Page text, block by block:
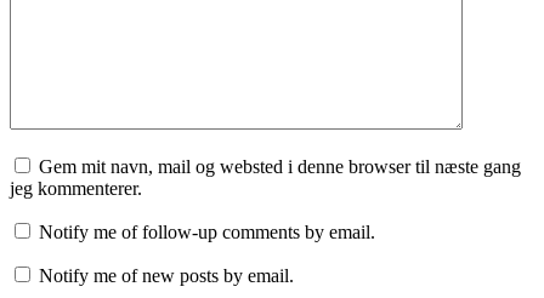
Gem mit navn, mail og websted i denne browser til næste gang
jeg kommenterer.
Notify me of follow-up comments by email.
Notify me of new posts by email.